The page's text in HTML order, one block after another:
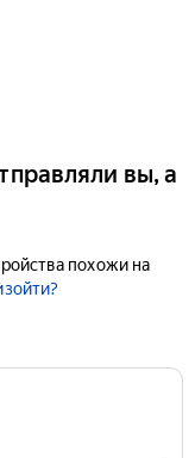
вы, а
похожи на